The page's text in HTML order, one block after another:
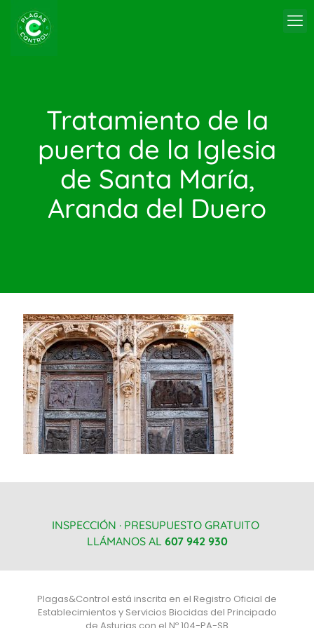
Tratamiento de la
puerta de la Iglesia
de Santa María,
Aranda del Duero
INSPECCIÓN · PRESUPUESTO GRATUITO
LLÁMANOS AL 607 942 930
Plagas&Control está inscrita en el Registro Oficial de
Establecimientos y Servicios Biocidas del Principado